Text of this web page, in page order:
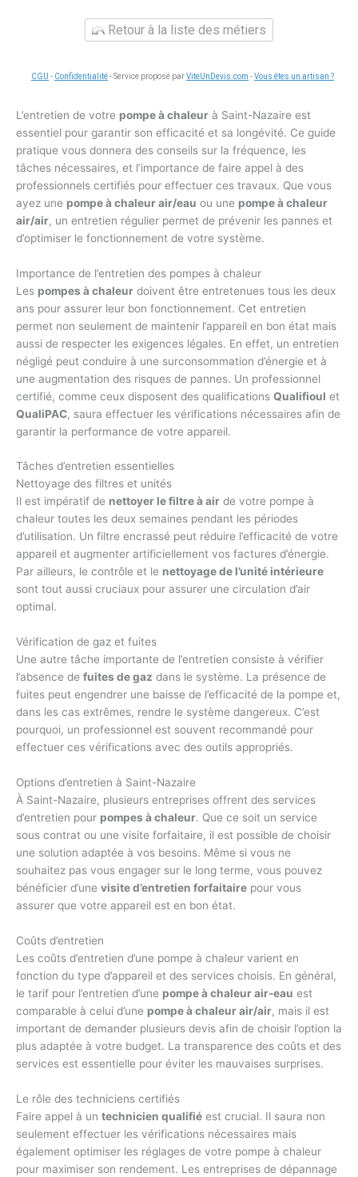
Retour à la liste des métiers
CGU - Confidentialité- Service proposé parViteUnDevis.com -Vous êtes un artisan ?
L’entretien de votre pompe à chaleur à Saint-Nazaire est
essentiel pour garantir son efficacité et sa longévité. Ce guide
pratique vous donnera des conseils sur la fréquence, les
tâches nécessaires, et l’importance de faire appel à des
professionnels certifiés pour effectuer ces travaux. Que vous
ayez une pompe à chaleur air/eau ou une pompe à chaleur
air/air, un entretien régulier permet de prévenir les pannes et
d’optimiser le fonctionnement de votre système.
Importance de l’entretien des pompes à chaleur
Les pompes à chaleur doivent être entretenues tous les deux
ans pour assurer leur bon fonctionnement. Cet entretien
permet non seulement de maintenir l’appareil en bon état mais
aussi de respecter les exigences légales. En effet, un entretien
négligé peut conduire à une surconsommation d’énergie et à
une augmentation des risques de pannes. Un professionnel
certifié, comme ceux disposent des qualifications Qualifioul et
QualiPAC, saura effectuer les vérifications nécessaires afin de
garantir la performance de votre appareil.
Tâches d’entretien essentielles
Nettoyage des filtres et unités
Il est impératif de nettoyer le filtre à air de votre pompe à
chaleur toutes les deux semaines pendant les périodes
d’utilisation. Un filtre encrassé peut réduire l’efficacité de votre
appareil et augmenter artificiellement vos factures d’énergie.
Par ailleurs, le contrôle et le nettoyage de l’unité intérieure
sont tout aussi cruciaux pour assurer une circulation d’air
optimal.
Vérification de gaz et fuites
Une autre tâche importante de l’entretien consiste à vérifier
l’absence de fuites de gaz dans le système. La présence de
fuites peut engendrer une baisse de l’efficacité de la pompe et,
dans les cas extrêmes, rendre le système dangereux. C’est
pourquoi, un professionnel est souvent recommandé pour
effectuer ces vérifications avec des outils appropriés.
Options d’entretien à Saint-Nazaire
À Saint-Nazaire, plusieurs entreprises offrent des services
d’entretien pour pompes à chaleur. Que ce soit un service
sous contrat ou une visite forfaitaire, il est possible de choisir
une solution adaptée à vos besoins. Même si vous ne
souhaitez pas vous engager sur le long terme, vous pouvez
bénéficier d’une visite d’entretien forfaitaire pour vous
assurer que votre appareil est en bon état.
Coûts d’entretien
Les coûts d’entretien d’une pompe à chaleur varient en
fonction du type d’appareil et des services choisis. En général,
le tarif pour l’entretien d’une pompe à chaleur air-eau est
comparable à celui d’une pompe à chaleur air/air, mais il est
important de demander plusieurs devis afin de choisir l’option la
plus adaptée à votre budget. La transparence des coûts et des
services est essentielle pour éviter les mauvaises surprises.
Le rôle des techniciens certifiés
Faire appel à un technicien qualifié est crucial. Il saura non
seulement effectuer les vérifications nécessaires mais
également optimiser les réglages de votre pompe à chaleur
pour maximiser son rendement. Les entreprises de dépannage